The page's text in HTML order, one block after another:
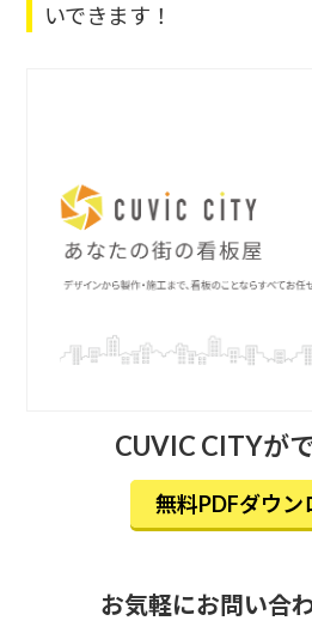
いできます！
CUVIC CITYが
無料PDFダウン
お気軽にお問い合